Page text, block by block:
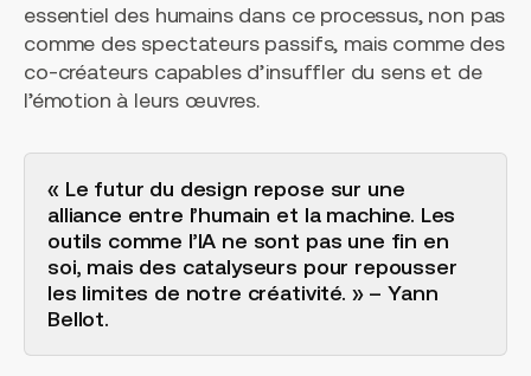
essentiel des humains dans ce processus, non pas
comme des spectateurs passifs, mais comme des
co-créateurs capables d’insuffler du sens et de
l’émotion à leurs œuvres.
« Le futur du design repose sur une
alliance entre l’humain et la machine. Les
outils comme l’IA ne sont pas une fin en
soi, mais des catalyseurs pour repousser
les limites de notre créativité. » – Yann
Bellot.